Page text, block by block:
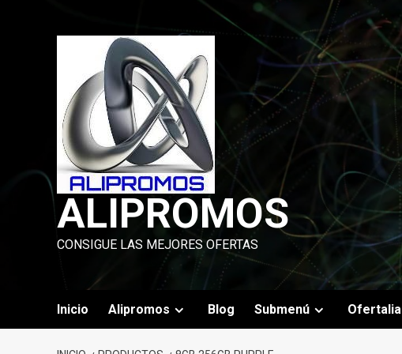
ALIPROMOS
CONSIGUE LAS MEJORES OFERTAS
Inicio Alipromos Blog Submenú Ofertalia